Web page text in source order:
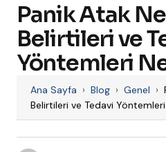
Panik Atak
Belirtileri ve
Yöntemleri
Ana Sayfa › Blog › Genel ›
Belirtileri ve Tedavi